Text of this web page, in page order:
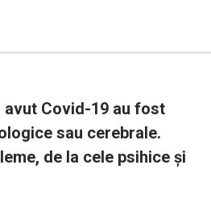
avut Covid-19 au fost
sau cerebrale.
de la cele psihice și